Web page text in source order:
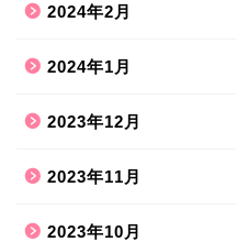
2024年2月
2024年1月
2023年12月
2023年11月
2023年10月